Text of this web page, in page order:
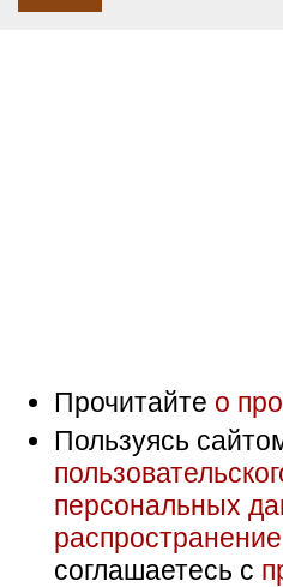
Прочитайте о
Пользуясь
персональных
соглашаетесь с